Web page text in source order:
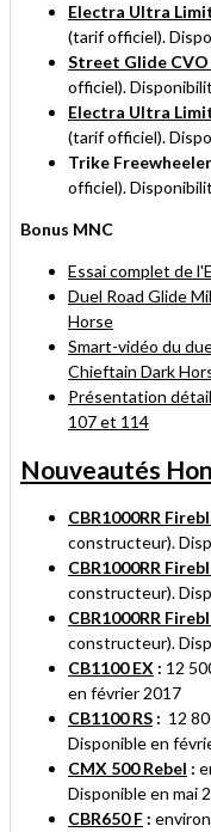
Electra Ultra
(tarif officiel).
Street Glide
officiel).
Electra Ultra
(tarif officiel).
Trike
officiel).
Bonus MNC
Essai complet de
Duel Road Glide
Horse
Smart-vidéo du
Chieftain Dark
Présentation
107 et 114
Nouveautés
CBR1000RR
constructeur).
CBR1000RR
constructeur).
CBR1000RR
constructeur).
CB1100 EX : 12
en février 2017
CB1100 RS : 12
Disponible en
CMX 500 Rebel :
Disponible en mai
CBR650 F :